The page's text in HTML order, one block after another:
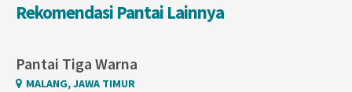
Rekomendasi Pantai Lainnya
Pantai Tiga Warna
MALANG, JAWA TIMUR